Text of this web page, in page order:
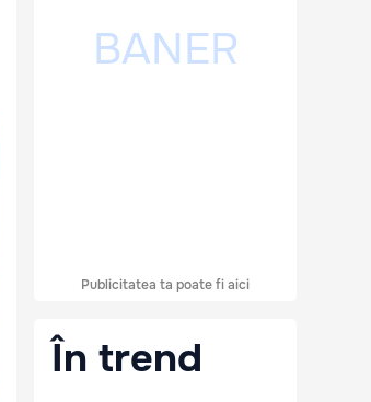
Publicitatea ta poate fi aici
În trend